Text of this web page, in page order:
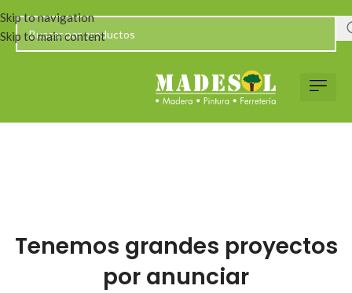
Skip to navigation
Skip to main content
Tenemos grandes proyectos
por anunciar